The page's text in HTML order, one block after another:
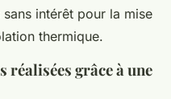
intérêt pour la mise
thermique.
réalisées grâce à une